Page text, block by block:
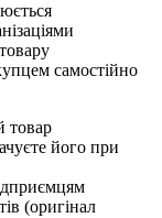
самостійно
товар
його при
(оригінал